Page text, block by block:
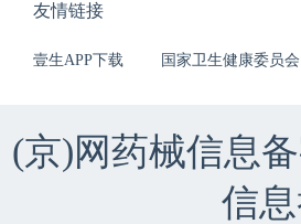
友情链接
壹生APP下载 国家卫生健康委员会
(京)网药械信息
信